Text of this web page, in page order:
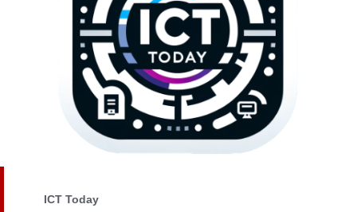
ICT Today